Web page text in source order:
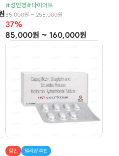
#성인병#다이어트
85,000원 ~ 255,000원
37%
85,000원 ~ 160,000원
할인 델리샵 추천